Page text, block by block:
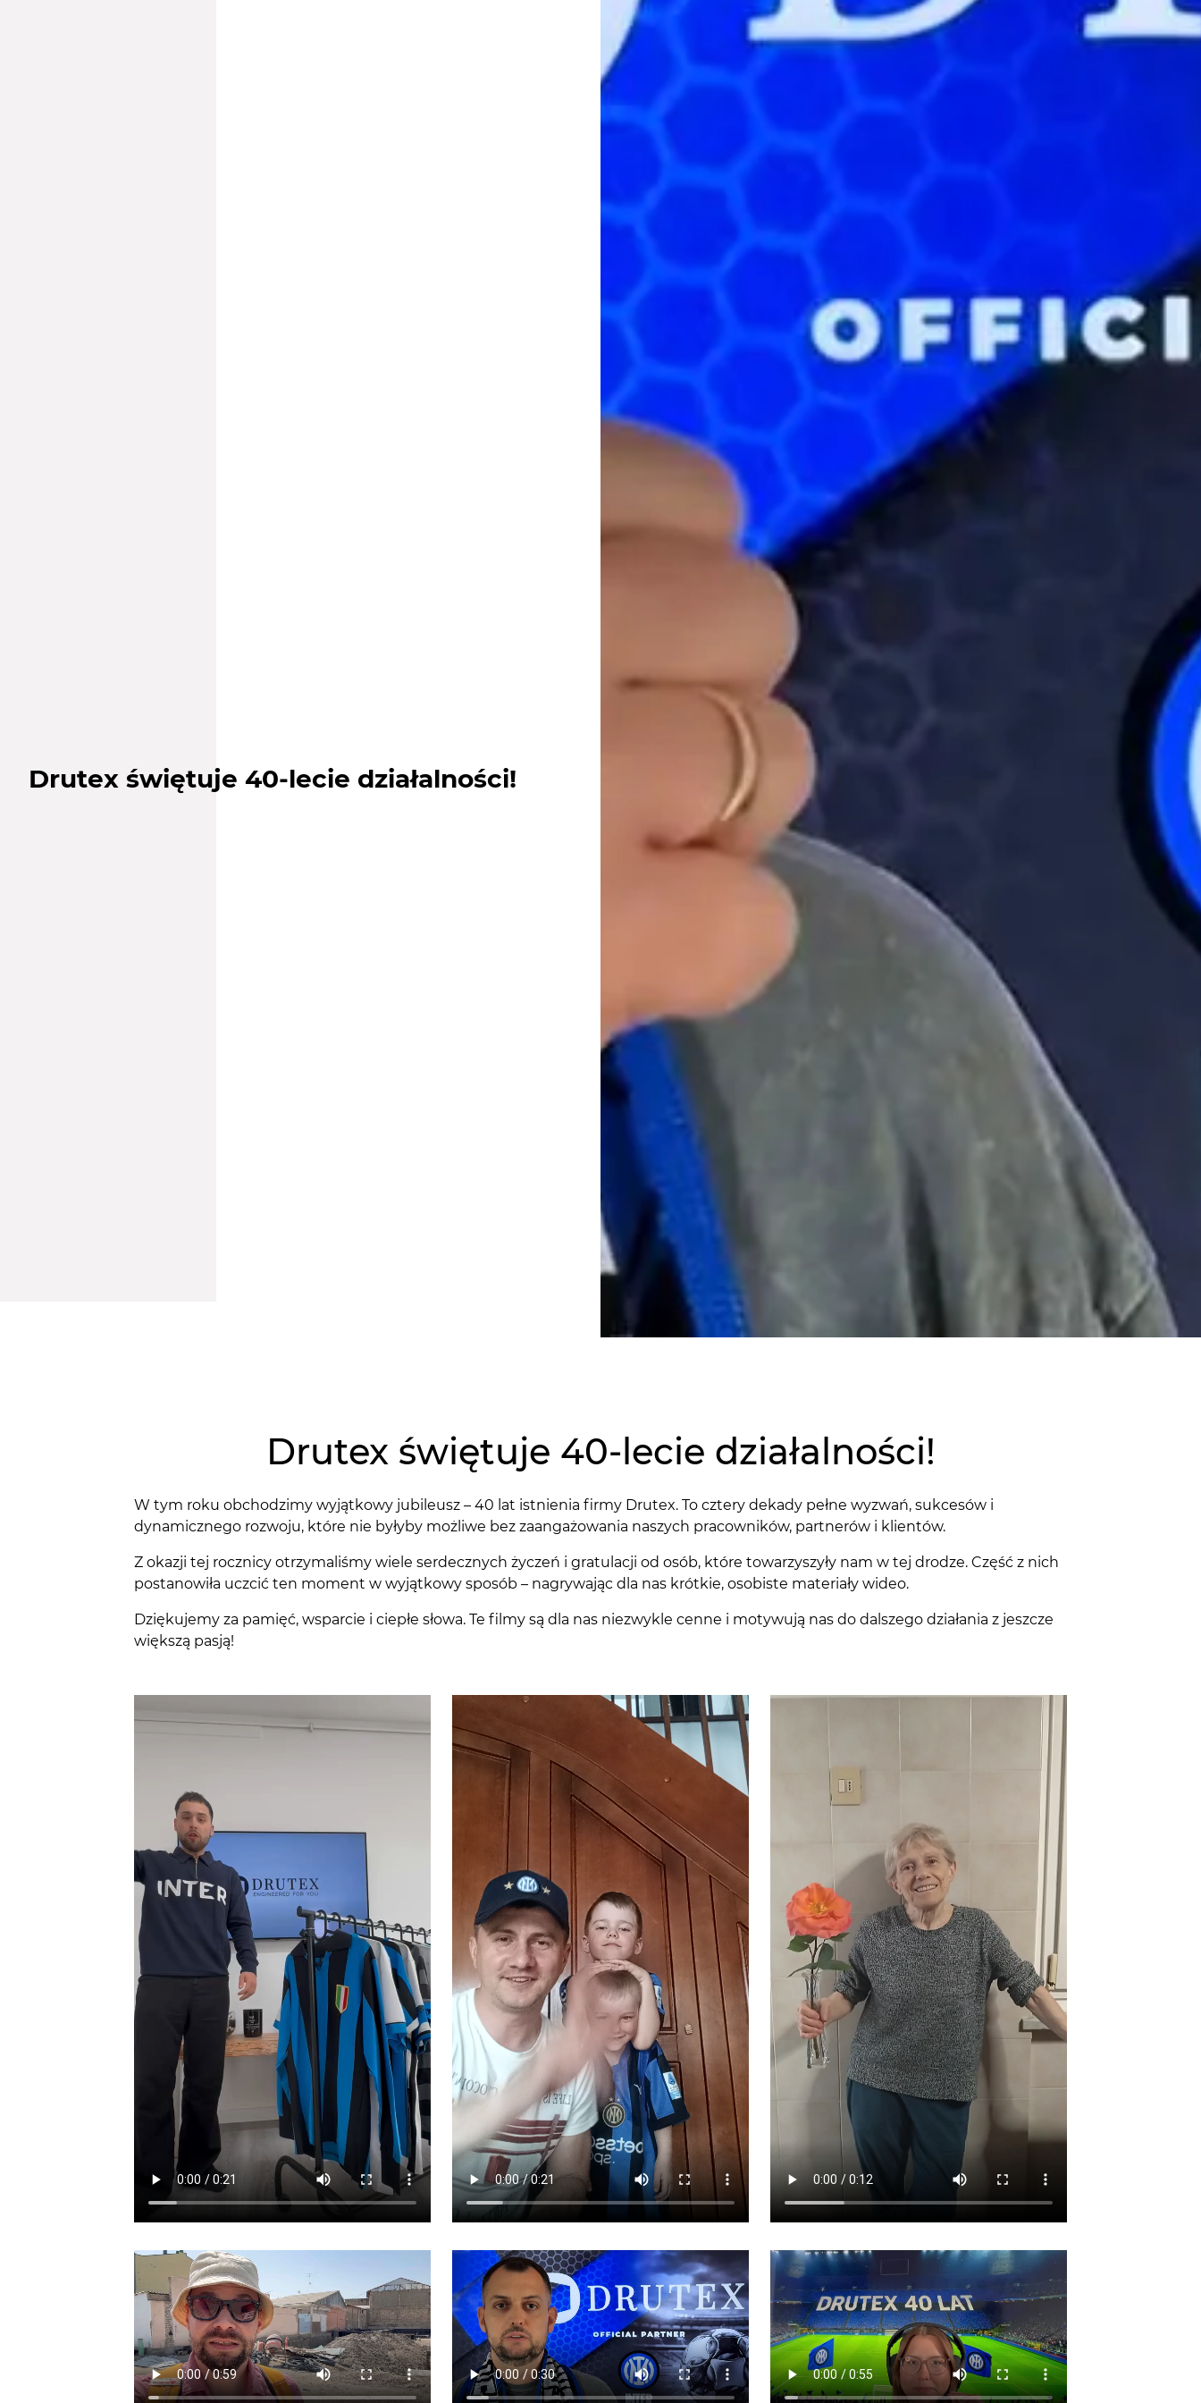
Drutex świętuje 40-lecie działalności!
Drutex świętuje 40-lecie działalności!
W tym roku obchodzimy wyjątkowy jubileusz – 40 lat istnienia firmy Drutex. To cztery dekady pełne wyzwań, sukcesów i
dynamicznego rozwoju, które nie byłyby możliwe bez zaangażowania naszych pracowników, partnerów i klientów.
Z okazji tej rocznicy otrzymaliśmy wiele serdecznych życzeń i gratulacji od osób, które towarzyszyły nam w tej drodze. Część z nich
postanowiła uczcić ten moment w wyjątkowy sposób – nagrywając dla nas krótkie, osobiste materiały wideo.
Dziękujemy za pamięć, wsparcie i ciepłe słowa. Te filmy są dla nas niezwykle cenne i motywują nas do dalszego działania z jeszcze
większą pasją!